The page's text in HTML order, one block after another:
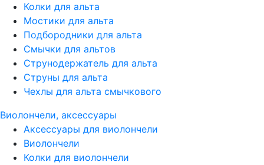
Колки для альта
Мостики для альта
Подбородники для альта
Смычки для альтов
Струнодержатель для альта
Струны для альта
Чехлы для альта смычкового
Виолончели, аксессуары
Аксессуары для виолончели
Виолончели
Колки для виолончели